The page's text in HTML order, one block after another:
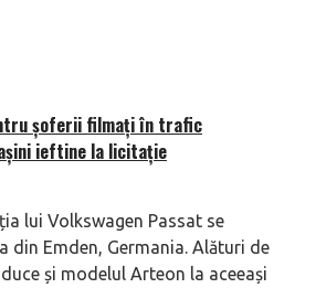
șoferii filmați în trafic
ieftine la licitație
lui Volkswagen Passat se
din Emden, Germania. Alături de
și modelul Arteon la aceeași